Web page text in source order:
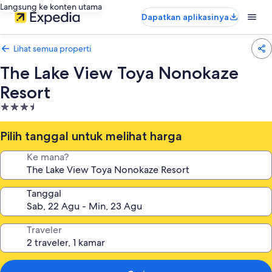
Langsung ke konten utama
Dapatkan aplikasinya
Lihat semua properti
The Lake View Toya Nonokaze
Resort
Properti
bintang
3.5
Pilih tanggal untuk melihat harga
Ke mana?
Tanggal
Traveler